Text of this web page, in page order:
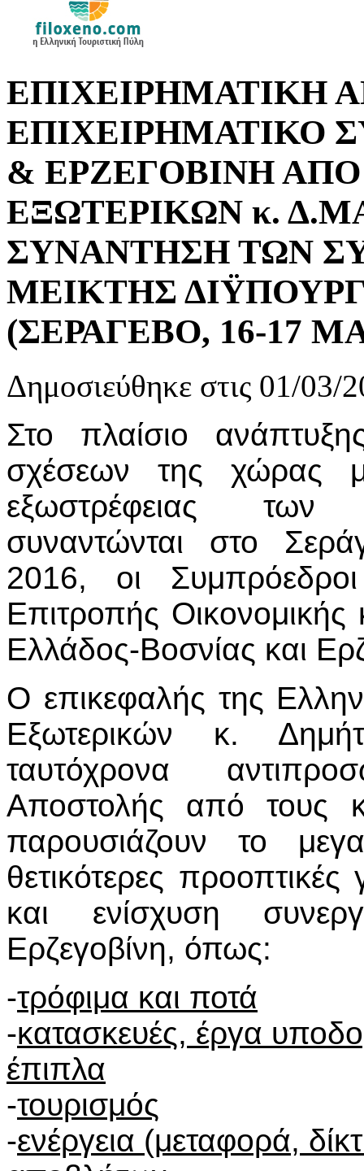
ΕΠΙΧΕΙΡΗΜΑΤΙΚΗ
ΕΠΙΧΕΙΡΗΜΑΤΙΚΟ
& ΕΡΖΕΓΟΒΙΝΗ
ΕΞΩΤΕΡΙΚΩΝ κ.
ΣΥΝΑΝΤΗΣΗ ΤΩΝ
ΜΕΙΚΤΗΣ
(ΣΕΡΑΓΕΒΟ, 16-17
Δημοσιεύθηκε στις 01/03/
Στο πλαίσιο
σχέσεων της χώρας
εξωστρέφειας των
συναντώνται στο
2016, οι
Επιτροπής Οικονομικής
Ελλάδος-Βοσνίας και
Ο επικεφαλής της
Εξωτερικών κ.
ταυτόχρονα
Αποστολής από τους
παρουσιάζουν το
θετικότερες
και ενίσχυση
Ερζεγοβίνη, όπως:
-τρόφιμα και ποτά
-κατασκευές, έργα
έπιπλα
-τουρισμός
-ενέργεια (μεταφορά,